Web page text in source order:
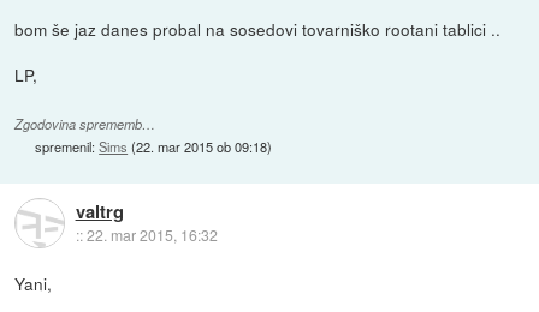
bom še jaz danes probal na sosedovi tovarniško rootani tablici ..
LP,
Zgodovina sprememb…
spremenil:Sims (22. mar 2015 ob 09:18)
valtrg
::22. mar 2015, 16:32
Yani,